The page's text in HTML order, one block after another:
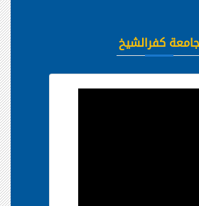
جامعة كفرالشيخ